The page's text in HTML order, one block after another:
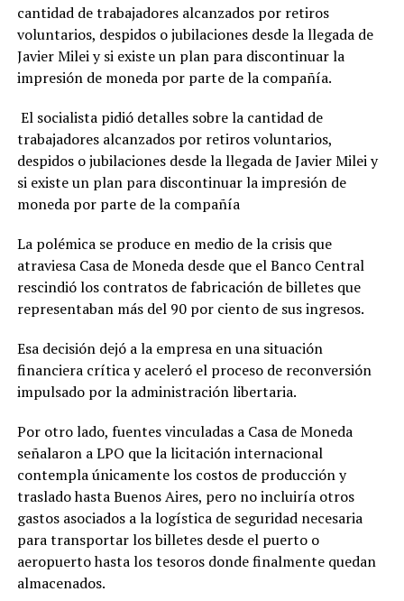
cantidad de trabajadores alcanzados por retiros
voluntarios, despidos o jubilaciones desde la llegada de
Javier Milei y si existe un plan para discontinuar la
impresión de moneda por parte de la compañía.
El socialista pidió detalles sobre la cantidad de
trabajadores alcanzados por retiros voluntarios,
despidos o jubilaciones desde la llegada de Javier Milei y
si existe un plan para discontinuar la impresión de
moneda por parte de la compañía
La polémica se produce en medio de la crisis que
atraviesa Casa de Moneda desde que el Banco Central
rescindió los contratos de fabricación de billetes que
representaban más del 90 por ciento de sus ingresos.
Esa decisión dejó a la empresa en una situación
financiera crítica y aceleró el proceso de reconversión
impulsado por la administración libertaria.
Por otro lado, fuentes vinculadas a Casa de Moneda
señalaron a LPO que la licitación internacional
contempla únicamente los costos de producción y
traslado hasta Buenos Aires, pero no incluiría otros
gastos asociados a la logística de seguridad necesaria
para transportar los billetes desde el puerto o
aeropuerto hasta los tesoros donde finalmente quedan
almacenados.